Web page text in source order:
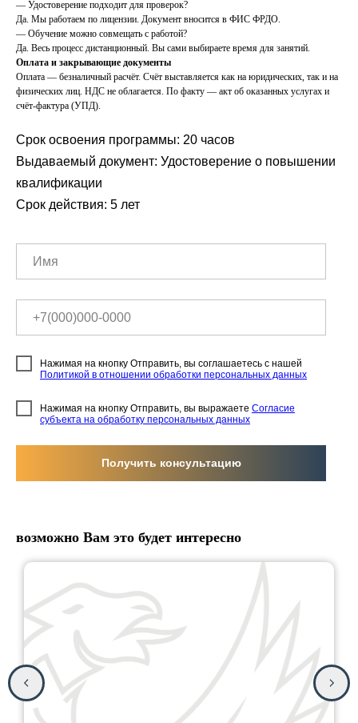
— Удостоверение подходит для проверок?
Да. Мы работаем по лицензии. Документ вносится в ФИС ФРДО.
— Обучение можно совмещать с работой?
Да. Весь процесс дистанционный. Вы сами выбираете время для занятий.
Оплата и закрывающие документы
Оплата — безналичный расчёт. Счёт выставляется как на юридических, так и на
физических лиц. НДС не облагается. По факту — акт об оказанных услугах и
счёт-фактура (УПД).
Срок освоения программы: 20 часов
Выдаваемый документ: Удостоверение о повышении
квалификации
Срок действия: 5 лет
Нажимая на кнопку Отправить, вы соглашаетесь с нашей
Политикой в отношении обработки персональных данных
Нажимая на кнопку Отправить, вы выражаете Согласие
субъекта на обработку персональных данных
Получить консультацию
возможно Вам это будет интересно